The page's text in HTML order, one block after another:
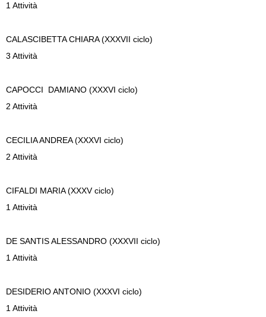
1 Attività
CALASCIBETTA CHIARA (XXXVII ciclo)
3 Attività
CAPOCCI
DAMIANO (XXXVI ciclo)
2 Attività
CECILIAANDREA (XXXVI ciclo)
2 Attività
CIFALDI MARIA (XXXV ciclo)
1 Attività
DE SANTISALESSANDRO (XXXVII ciclo)
1 Attività
DESIDERIOANTONIO (XXXVI ciclo)
1 Attività